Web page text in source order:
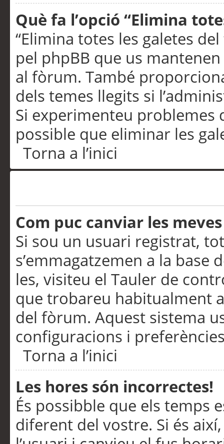
Què fa l’opció “Elimina
“Elimina totes les galetes
pel phpBB que us
al fòrum. També
dels temes llegits si
Si experimenteu problemes
possible que eliminar les
Torna a l’inici
Com puc canviar les
Si sou un usuari registrat,
s’emmagatzemen a la
les, visiteu el Tauler de
que trobareu habitualment
del fòrum. Aquest sistema
configuracions i
Torna a l’inici
Les hores són incorrectes!
És possibble que els temps
diferent del vostre. Si és